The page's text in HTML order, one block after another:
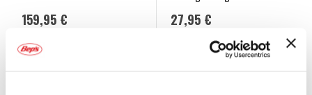
159,95 €
Spedizione gratuita!
27,95 €
CONSEGNA IN